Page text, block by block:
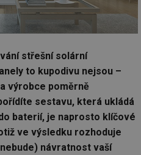
střešní solární
to kupodivu nejsou –
výrobce poměrně
sestavu, která ukládá
baterií, je naprosto klíčové
ve výsledku rozhoduje
návratnost vaší